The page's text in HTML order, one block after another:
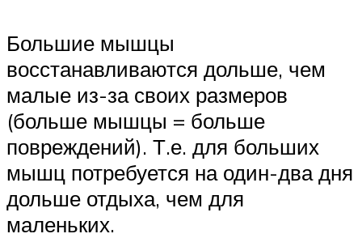
Большие мышцы
восстанавливаются дольше, чем
малые из-за своих размеров
(больше мышцы = больше
повреждений). Т.е. для больших
мышц потребуется на один-два дня
дольше отдыха, чем для
маленьких.